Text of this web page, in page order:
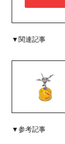
▼関連記事
▼参考記事